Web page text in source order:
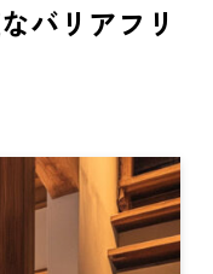
バリアフリ